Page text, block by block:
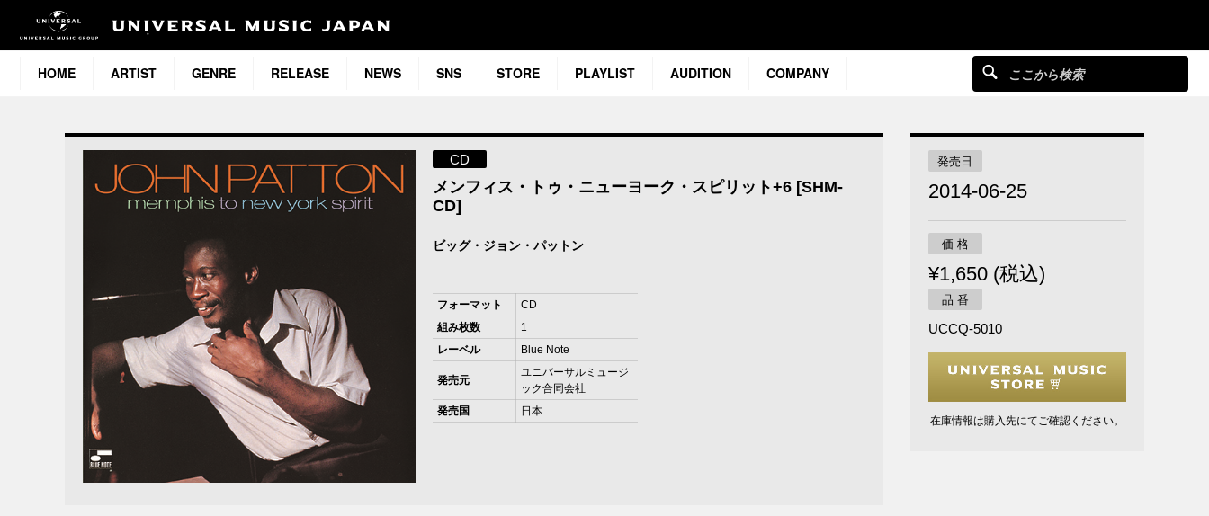
HOME ARTIST GENRE RELEASE NEWS SNS STORE PLAYLIST AUDITION COMPANY
CD
メンフィス・トゥ・ニューヨーク・スピリット+6 [SHM-
CD]
ビッグ・ジョン・パットン
フォーマット
CD
組み枚数
1
レーベル
Blue Note
発売元
ユニバーサルミュージ
ック合同会社
発売国
日本
発売日
2014-06-25
価 格
¥1,650 (税込)
品 番
UCCQ-5010
在庫情報は購入先にてご確認ください。